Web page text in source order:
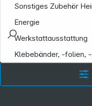
Sonstiges Zubehör
Energie
Werkstattausstattung
Klebebänder, -folien,